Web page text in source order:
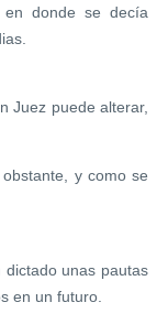
en donde se decía
Juez puede alterar,
y como se
unas pautas
en un futuro.